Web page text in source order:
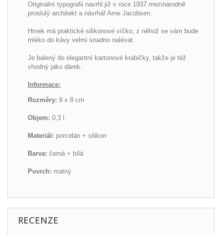
Originální typografii navrhl již v roce 1937 mezinárodně
proslulý architekt a návrhář Arne Jacobsen.
Hrnek má praktické silikonové víčko, z něhož se vám bude
mléko do kávy velmi snadno nalévat.
Je balený do elegantní kartonové krabičky, takže je též
vhodný jako dárek.
Informace:
Rozměry: 9 x 8 cm
Objem: 0,3 l
Materiál: porcelán + silikon
Barva: černá + bílá
Povrch: matný
RECENZE